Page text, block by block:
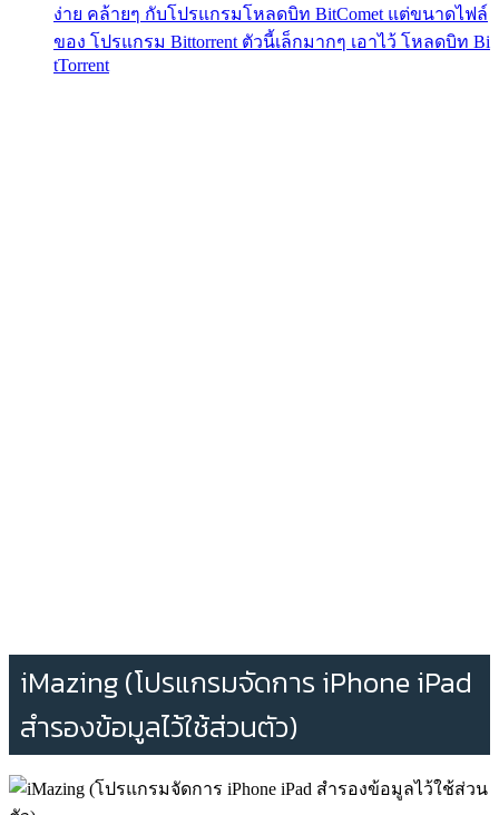
ง่าย คล้ายๆ กับโปรแกรมโหลดบิท BitComet แต่ขนาดไฟล์
ของ โปรแกรม Bittorrent ตัวนี้เล็กมากๆ เอาไว้ โหลดบิท Bi
tTorrent
iMazing (โปรแกรมจัดการ iPhone iPad
สำรองข้อมูลไว้ใช้ส่วนตัว)